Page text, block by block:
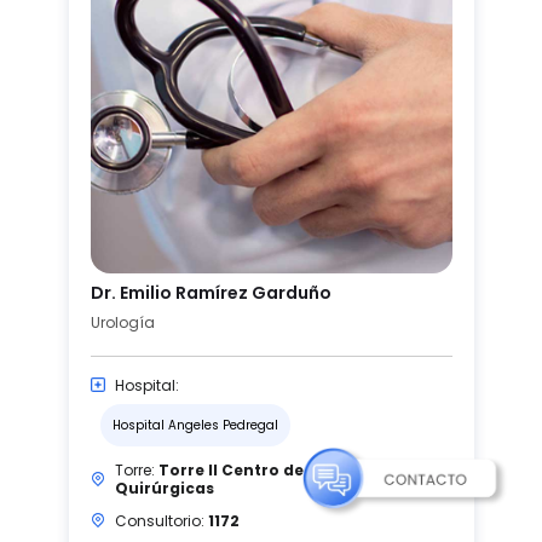
Dr. Emilio Ramírez Garduño
Urología
Hospital:
Hospital Angeles Pedregal
Torre: Torre II Centro de Especialidades
Quirúrgicas
Consultorio: 1172